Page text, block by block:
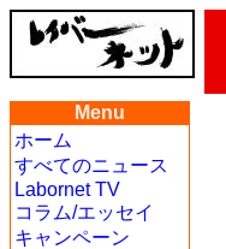
Menu
ホーム
すべてのニュース
Labornet TV
コラム/エッセイ
キャンペーン